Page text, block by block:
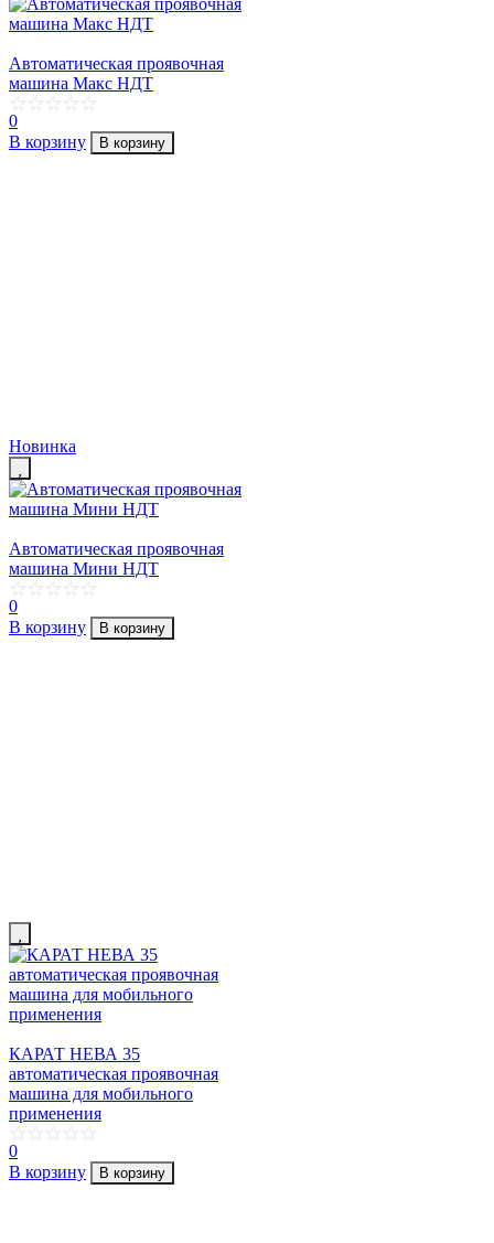
Автоматическая проявочная
машина Макс НДТ
0
В корзину
В корзину
Новинка
Автоматическая проявочная
машина Мини НДТ
0
В корзину
В корзину
КАРАТ НЕВА 35
автоматическая проявочная
машина для мобильного
применения
0
В корзину
В корзину